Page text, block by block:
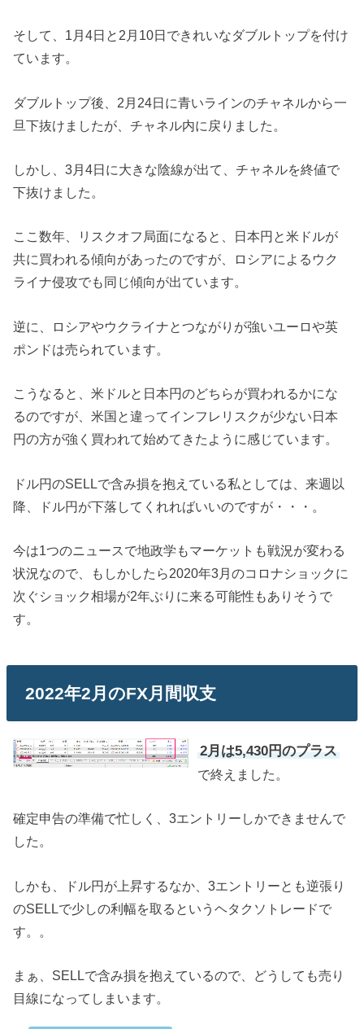
そして、1月4日と2月10日できれいなダブルトップを付け
ています。
ダブルトップ後、2月24日に青いラインのチャネルから一
旦下抜けましたが、チャネル内に戻りました。
しかし、3月4日に大きな陰線が出て、チャネルを終値で
下抜けました。
ここ数年、リスクオフ局面になると、日本円と米ドルが
共に買われる傾向があったのですが、ロシアによるウク
ライナ侵攻でも同じ傾向が出ています。
逆に、ロシアやウクライナとつながりが強いユーロや英
ポンドは売られています。
こうなると、米ドルと日本円のどちらが買われるかにな
るのですが、米国と違ってインフレリスクが少ない日本
円の方が強く買われて始めてきたように感じています。
ドル円のSELLで含み損を抱えている私としては、来週以
降、ドル円が下落してくれればいいのですが・・・。
今は1つのニュースで地政学もマーケットも戦況が変わる
状況なので、もしかしたら2020年3月のコロナショックに
次ぐショック相場が2年ぶりに来る可能性もありそうで
す。
2022年2月のFX月間収支
2月は5,430円のプラス
で終えました。
確定申告の準備で忙しく、3エントリーしかできませんで
した。
しかも、ドル円が上昇するなか、3エントリーとも逆張り
のSELLで少しの利幅を取るというヘタクソトレードで
す。。
まぁ、SELLで含み損を抱えているので、どうしても売り
目線になってしまいます。